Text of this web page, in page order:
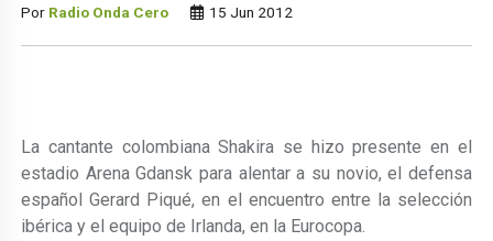
Por Radio Onda Cero 15 Jun 2012
La cantante colombiana Shakira se hizo presente en el
estadio Arena Gdansk para alentar a su novio, el defensa
español Gerard Piqué, en el encuentro entre la selección
ibérica y el equipo de Irlanda, en la Eurocopa.